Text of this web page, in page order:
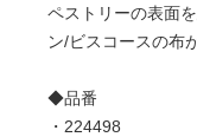
ペストリーの表面
ン/ビスコースの布
◆品番
・224498